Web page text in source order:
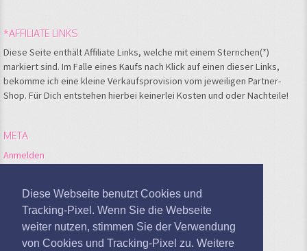
Diese Webseite benutzt Cookies und
Tracking-Pixel. Wenn Sie die Webseite
weiter nutzen, stimmen Sie der Verwendung
von Cookies und Tracking-Pixel zu. Weitere
*AFFILIATE LINKS
Diese Seite enthält Affiliate Links, welche mit einem Sternchen(*)
markiert sind. Im Falle eines Kaufs nach Klick auf einen dieser Links,
bekomme ich eine kleine Verkaufsprovision vom jeweiligen Partner-
Shop. Für Dich entstehen hierbei keinerlei Kosten und oder Nachteile!
META
Anmelden
Kommentare-Feed
Google Analytics deaktivieren